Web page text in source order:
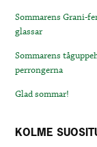
Sommarens Grani-
glassar
Sommarens
perrongerna
Glad sommar!
KOLME